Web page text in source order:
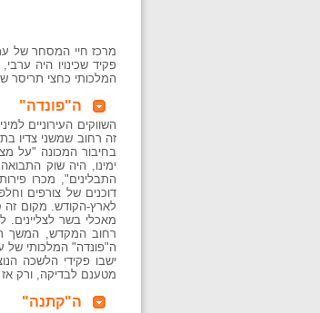
מרכז חיי המסחר של
פקיד שכינויו היה
המלכותי כחצי תריסר
ה"פונדה"
השווקים העירוניים
זה רחוב שמשני צדיו
ימינו, היה שוק
התבלינים", מכרו
דוכנים של צורפים
לארץ-הקודש. מקום זה
מאכלי בשר לצליינים.
רחוב המקדש, המשך
ה"פונדה" המלכותי של
ישבו פקידי הלשכה
מטענם לבדיקה, ורק
ה"קתנה"